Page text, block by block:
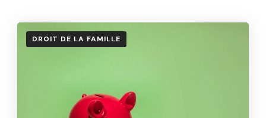
DROIT DE LA FAMILLE